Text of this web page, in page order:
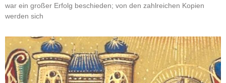
war ein großer Erfolg beschieden; von den zahlreichen Kopien
werden sich